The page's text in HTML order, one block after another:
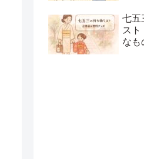
七五
スト
なも